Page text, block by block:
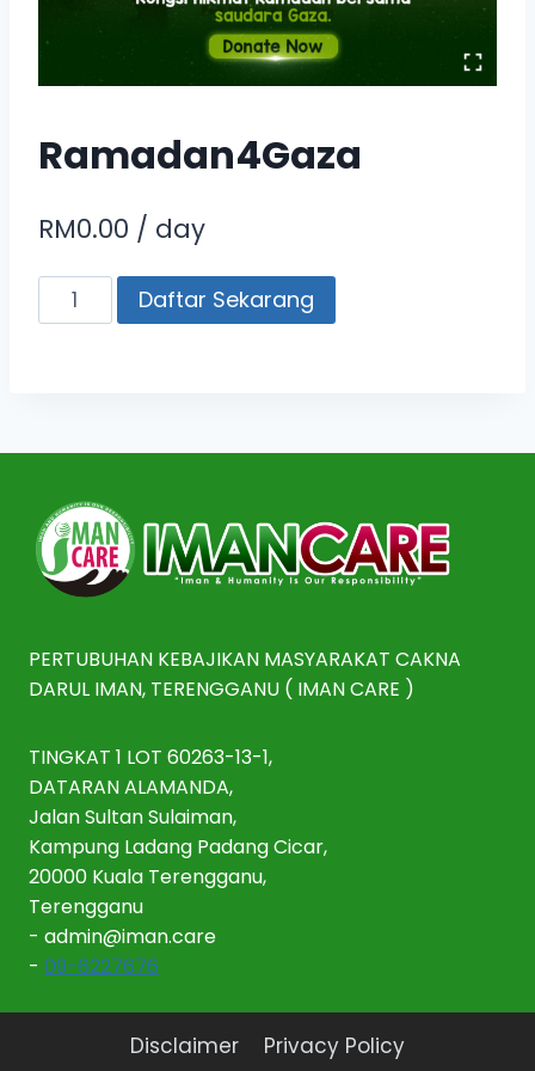
Ramadan4Gaza
RM0.00 / day
Ramadan4Gaza
quantity
Daftar Sekarang
PERTUBUHAN KEBAJIKAN MASYARAKAT CAKNA
DARUL IMAN, TERENGGANU ( IMAN CARE )
TINGKAT 1 LOT 60263-13-1,
DATARAN ALAMANDA,
Jalan Sultan Sulaiman,
Kampung Ladang Padang Cicar,
20000 Kuala Terengganu,
Terengganu
- admin@iman.care
- 09-6227676
Disclaimer Privacy Policy